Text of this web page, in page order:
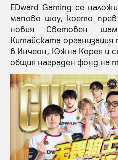
EDward Gaming се
мапово шоу, което
новия Световен
Китайската организация
в Инчеон, Южна Корея и
общия награден фонд на